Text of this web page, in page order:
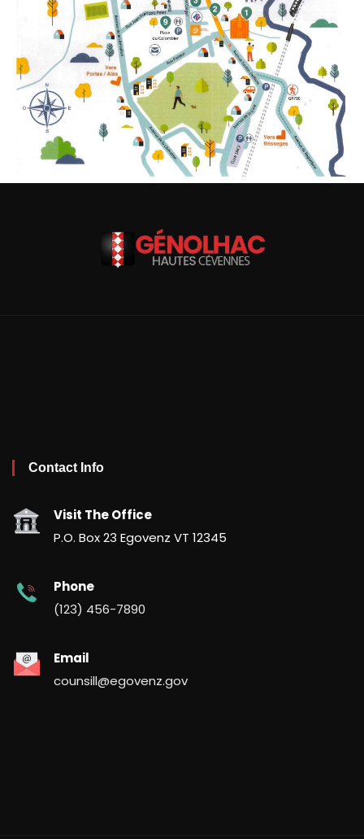
Contact Info
Visit The Office
P.O. Box 23 Egovenz VT 12345
Phone
(123) 456-7890
Email
counsill@egovenz.gov